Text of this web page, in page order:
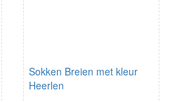
Sokken Breien met kleur
Heerlen